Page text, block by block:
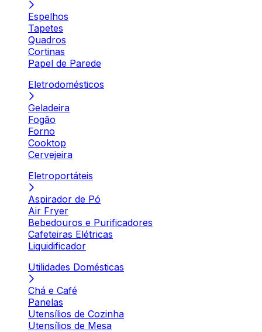
Espelhos
Tapetes
Quadros
Cortinas
Papel de Parede
Eletrodomésticos
Geladeira
Fogão
Forno
Cooktop
Cervejeira
Eletroportáteis
Aspirador de Pó
Air Fryer
Bebedouros e Purificadores
Cafeteiras Elétricas
Liquidificador
Utilidades Domésticas
Chá e Café
Panelas
Utensílios de Cozinha
Utensílios de Mesa